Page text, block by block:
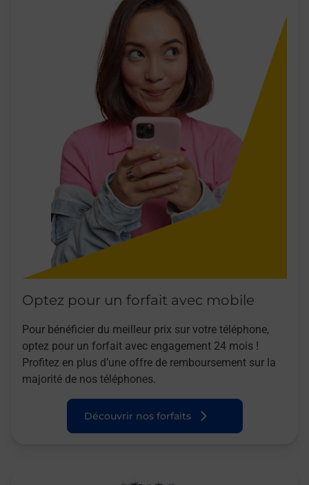
Optez pour un forfait avec mobile
Pour bénéficier du meilleur prix sur votre téléphone,
optez pour un forfait avec engagement 24 mois !
Profitez en plus d’une offre de remboursement sur la
majorité de nos téléphones.
Découvrir nos forfaits